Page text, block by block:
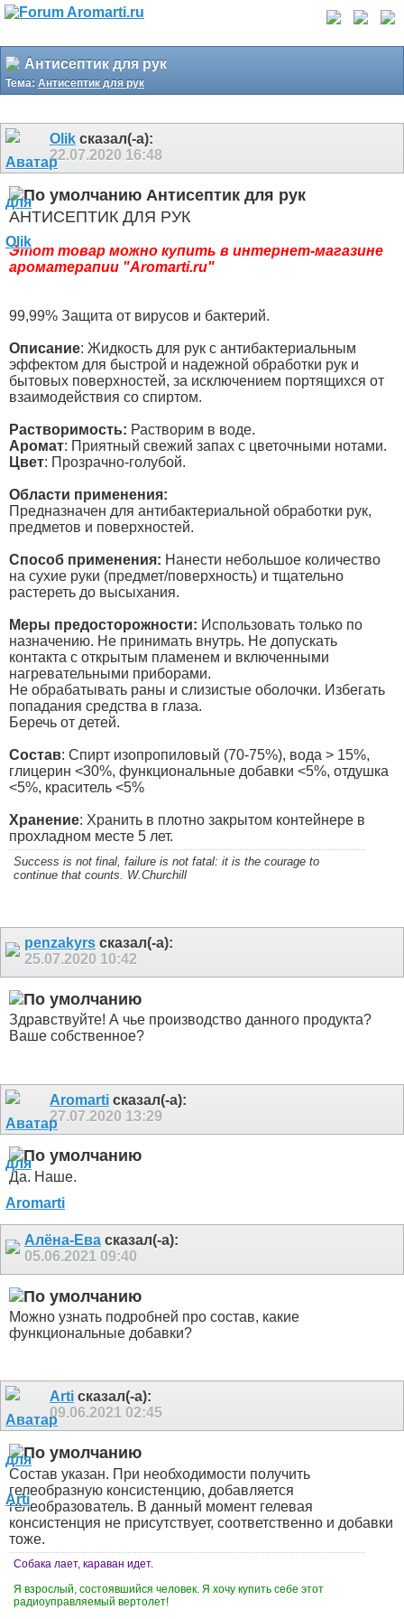
Антисептик для рук
Тема: Антисептик для рук
Olik сказал(-а):
22.07.2020 16:48
Антисептик для рук
АНТИСЕПТИК ДЛЯ РУК
Этот товар можно купить в интернет-магазине
ароматерапии "Aromarti.ru"
99,99% Защита от вирусов и бактерий.
Описание: Жидкость для рук с антибактериальным
эффектом для быстрой и надежной обработки рук и
бытовых поверхностей, за исключением портящихся от
взаимодействия со спиртом.
Растворимость: Растворим в воде.
Аромат: Приятный свежий запах с цветочными нотами.
Цвет: Прозрачно-голубой.
Области применения:
Предназначен для антибактериальной обработки рук,
предметов и поверхностей.
Способ применения: Нанести небольшое количество
на сухие руки (предмет/поверхность) и тщательно
растереть до высыхания.
Меры предосторожности: Использовать только по
назначению. Не принимать внутрь. Не допускать
контакта с открытым пламенем и включенными
нагревательными приборами.
Не обрабатывать раны и слизистые оболочки. Избегать
попадания средства в глаза.
Беречь от детей.
Состав: Спирт изопропиловый (70-75%), вода > 15%,
глицерин <30%, функциональные добавки <5%, отдушка
<5%, краситель <5%
Хранение: Хранить в плотно закрытом контейнере в
прохладном месте 5 лет.
Success is not final, failure is not fatal: it is the courage to
continue that counts. W.Churchill
penzakyrs сказал(-а):
25.07.2020 10:42
Здравствуйте! А чье производство данного продукта?
Ваше собственное?
Aromarti сказал(-а):
27.07.2020 13:29
Да. Наше.
Алёна-Ева сказал(-а):
05.06.2021 09:40
Можно узнать подробней про состав, какие
функциональные добавки?
Arti сказал(-а):
09.06.2021 02:45
Состав указан. При необходимости получить
гелеобразную консистенцию, добавляется
гелеобразователь. В данный момент гелевая
консистенция не присутствует, соответственно и добавки
тоже.
Собака лает, караван идет.
Я взрослый, состоявшийся человек. Я хочу купить себе этот
радиоуправляемый вертолет!